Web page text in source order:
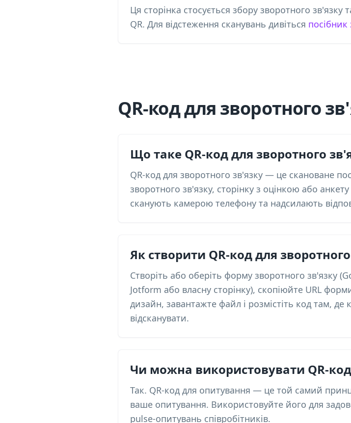
Ця сторінка стосується збору зворотного
QR. Для відстеження сканувань дивіться посібник
QR-код для зворотного
Що таке QR-код для зворотного
QR-код для зворотного зв'язку — це скановане
зворотного зв'язку, сторінку з оцінкою або анкету
сканують камерою телефону та надсилають
Як створити QR-код для
Створіть або оберіть форму зворотного зв'язку
Jotform або власну сторінку), скопіюйте URL
дизайн, завантажте файл і розмістіть код там,
відсканувати.
Чи можна використовувати QR-
Так. QR-код для опитування — це той самий
ваше опитування. Використовуйте його для
pulse-опитувань співробітників.